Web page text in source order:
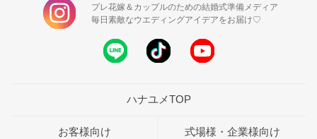
プレ花嫁＆カップルのための結婚式準備メディア
毎日素敵なウエディングアイデアをお届け♡
ハナユメTOP
お客様向け
式場様・企業様向け